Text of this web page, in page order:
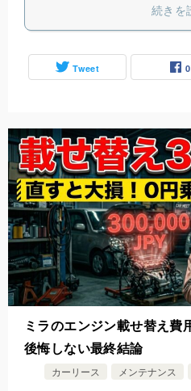
続きを
Tweet 0
ミラのエンジン載せ替え費
後悔しない最終結論
カーリース メンテナンス